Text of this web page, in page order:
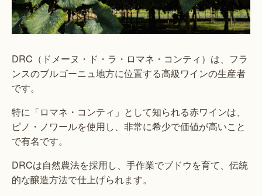
DRC（ドメーヌ・ド・ラ・ロマネ・コンティ）は、フラ
ンスのブルゴーニュ地方に位置する高級ワインの生産者
です。
特に「ロマネ・コンティ」として知られる赤ワインは、
ピノ・ノワールを使用し、非常に希少で価値が高いこと
で有名です。
DRCは自然農法を採用し、手作業でブドウを育て、伝統
的な醸造方法で仕上げられます。